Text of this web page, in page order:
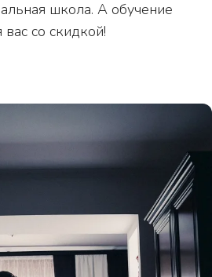
школа. А обучение
со скидкой!